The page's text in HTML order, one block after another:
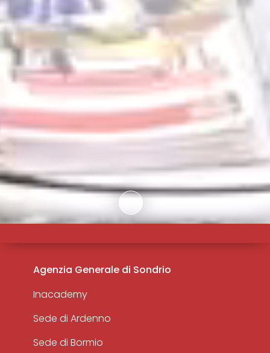
Agenzia Generale di Sondrio
Inacademy
Sede di Ardenno
Sede di Bormio